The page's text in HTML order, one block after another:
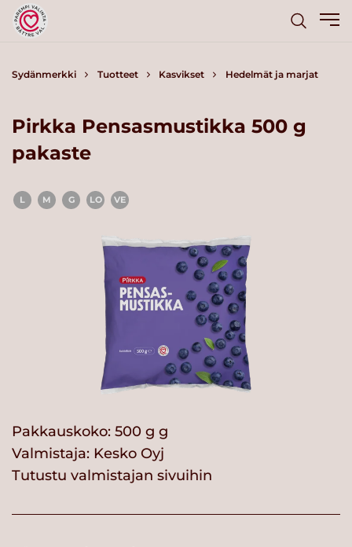
Sydänmerkki Tuotteet Kasvikset Hedelmät ja marjat
Pirkka Pensasmustikka 500 g
pakaste
L M G LO VE
Pakkauskoko: 500 g g
Valmistaja: Kesko Oyj
Tutustu valmistajan sivuihin